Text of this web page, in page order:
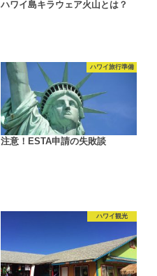
ハワイ島キラウェア火山とは？
ハワイ旅行準備
注意！ESTA申請の失敗談
ハワイ観光